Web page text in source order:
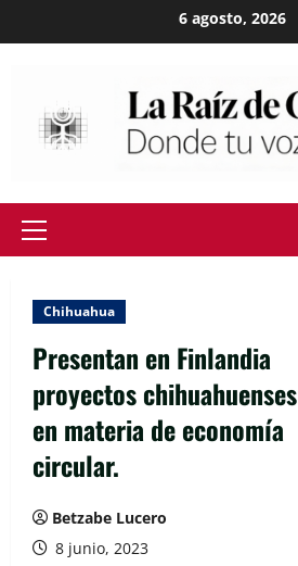
to
6 agosto, 2026
Primary
Chihuahua
Presentan en Finlandia
proyectos chihuahuenses
en materia de economía
circular.
Betzabe Lucero
8 junio, 2023